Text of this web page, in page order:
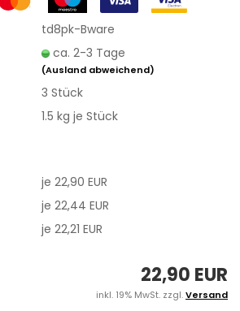
td8pk-Bware
ca. 2-3 Tage
(Ausland abweichend)
3Stück
1.5 kg je Stück
je 22,90 EUR
je 22,44 EUR
je 22,21 EUR
22,90 EUR
inkl. 19% MwSt. zzgl.Versand